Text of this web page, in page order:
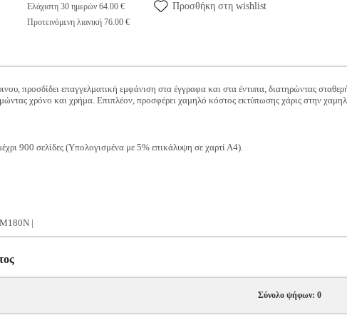
Ελάχιστη 30 ημερών 64.00 €
Προτεινόμενη λιανική 76.00 €
Προσθήκη στη wishlist
προσδίδει επαγγελματική εμφάνιση στα έγγραφα και στα έντυπα, διατηρώντας
χρόνο και χρήμα. Επιπλέον, προσφέρει χαμηλό κόστος εκτύπωσης χάρις στην
900 σελίδες (Υπολογισμένα με 5% επικάλυψη σε χαρτί Α4).
|
Σύνολο ψήφων: 0